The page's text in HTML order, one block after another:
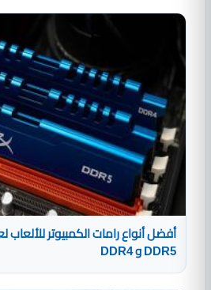
DDR5 و DDR4